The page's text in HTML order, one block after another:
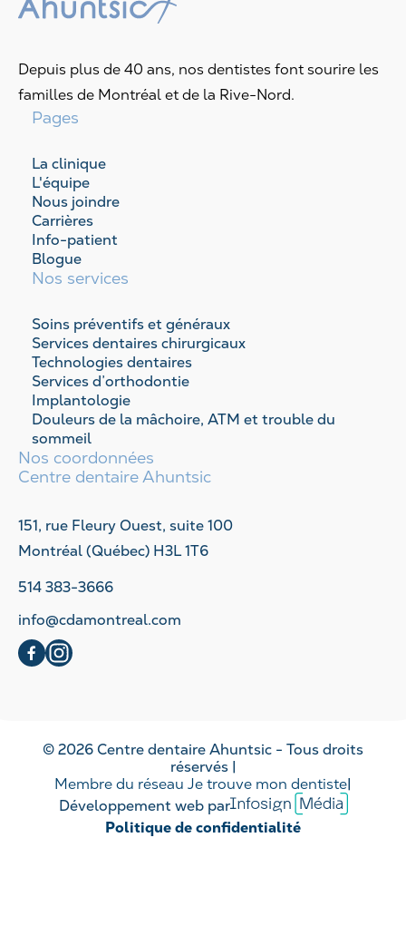
Depuis plus de 40 ans, nos dentistes font sourire les
familles de Montréal et de la Rive-Nord.
Pages
La clinique
L'équipe
Nous joindre
Carrières
Info-patient
Blogue
Nos services
Soins préventifs et généraux
Services dentaires chirurgicaux
Technologies dentaires
Services d’orthodontie
Implantologie
Douleurs de la mâchoire, ATM et trouble du
sommeil
Nos coordonnées
Centre dentaire Ahuntsic
151, rue Fleury Ouest, suite 100
Montréal (Québec) H3L 1T6
514 383-3666
info@cdamontreal.com
socialsocial
© 2026 Centre dentaire Ahuntsic - Tous droits
réservés |
Membre du réseau Je trouve mon dentiste|
Développement web par
Infosign
Media
Politique de confidentialité